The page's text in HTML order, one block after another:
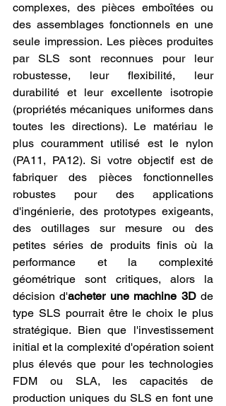
complexes, des pièces emboîtées ou
des assemblages fonctionnels en une
seule impression. Les pièces produites
par SLS sont reconnues pour leur
robustesse, leur flexibilité, leur
durabilité et leur excellente isotropie
(propriétés mécaniques uniformes dans
toutes les directions). Le matériau le
plus couramment utilisé est le nylon
(PA11, PA12). Si votre objectif est de
fabriquer des pièces fonctionnelles
robustes pour des applications
d'ingénierie, des prototypes exigeants,
des outillages sur mesure ou des
petites séries de produits finis où la
performance et la complexité
géométrique sont critiques, alors la
décision d'acheter une machine 3D de
type SLS pourrait être le choix le plus
stratégique. Bien que l'investissement
initial et la complexité d'opération soient
plus élevés que pour les technologies
FDM ou SLA, les capacités de
production uniques du SLS en font une